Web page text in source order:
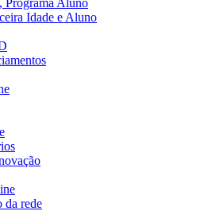
Programa Aluno
Idade e Aluno
da rede